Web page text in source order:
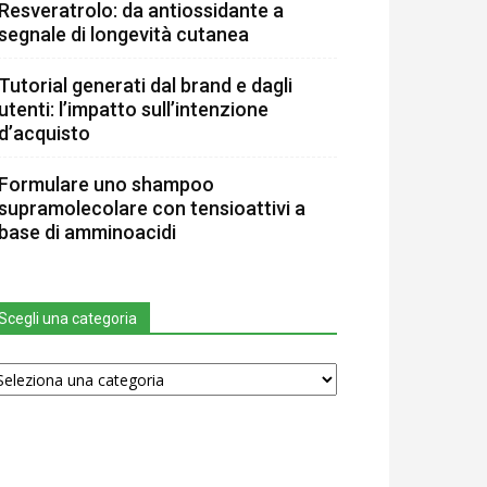
Resveratrolo: da antiossidante a
di longevità cutanea
Tutorial generati dal brand e dagli
utenti: l’impatto sull’intenzione
d’acquisto
Formulare uno shampoo
con tensioattivi a
base di amminoacidi
una categoria